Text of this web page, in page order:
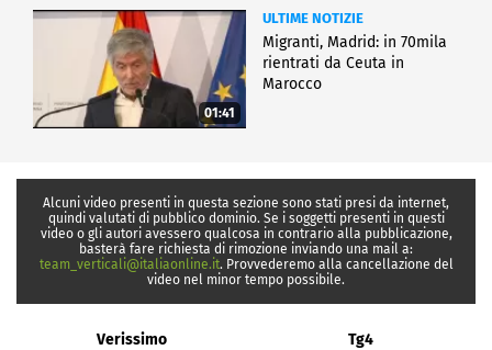
01:41
ULTIME NOTIZIE
Migranti, Madrid: in 70mila
rientrati da Ceuta in
Marocco
Alcuni video presenti in questa sezione sono stati presi da internet,
quindi valutati di pubblico dominio. Se i soggetti presenti in questi
video o gli autori avessero qualcosa in contrario alla pubblicazione,
basterà fare richiesta di rimozione inviando una mail a:
team_verticali@italiaonline.it. Provvederemo alla cancellazione del
video nel minor tempo possibile.
Verissimo Tg4